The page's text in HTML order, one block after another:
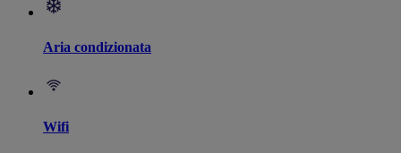
Aria condizionata
Wifi